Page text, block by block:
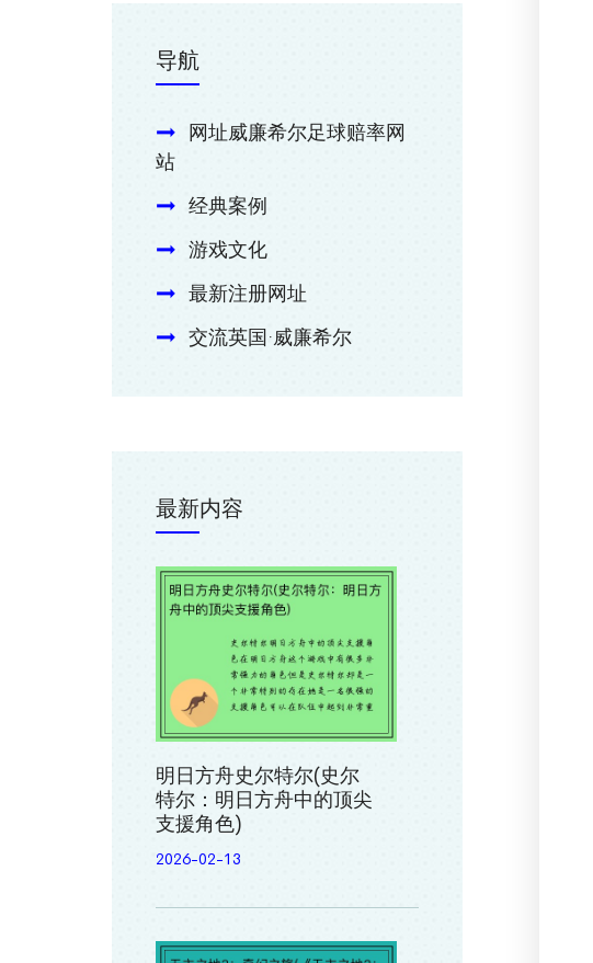
导航
网址威廉希尔足球赔率网
站
经典案例
游戏文化
最新注册网址
交流英国·威廉希尔
最新内容
明日方舟史尔特尔(史尔
特尔：明日方舟中的顶尖
支援角色)
2026-02-13